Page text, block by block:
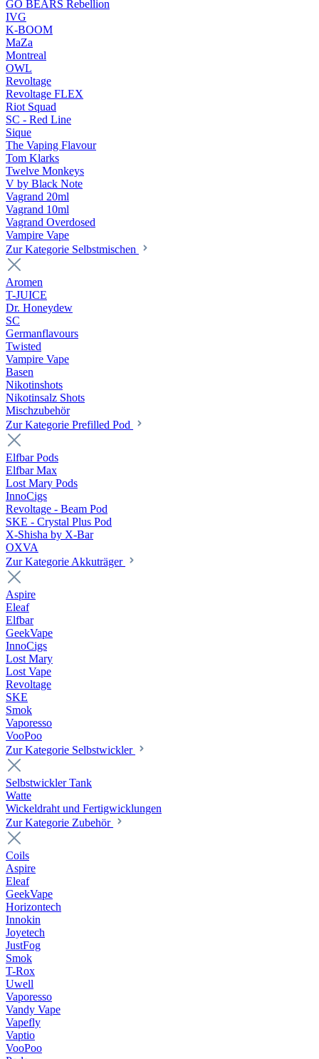
GO BEARS Rebellion
IVG
K-BOOM
MaZa
Montreal
OWL
Revoltage
Revoltage FLEX
Riot Squad
SC - Red Line
Sique
The Vaping Flavour
Tom Klarks
Twelve Monkeys
V by Black Note
Vagrand 20ml
Vagrand 10ml
Vagrand Overdosed
Vampire Vape
Zur Kategorie Selbstmischen
Aromen
T-JUICE
Dr. Honeydew
SC
Germanflavours
Twisted
Vampire Vape
Basen
Nikotinshots
Nikotinsalz Shots
Mischzubehör
Zur Kategorie Prefilled Pod
Elfbar Pods
Elfbar Max
Lost Mary Pods
InnoCigs
Revoltage - Beam Pod
SKE - Crystal Plus Pod
X-Shisha by X-Bar
OXVA
Zur Kategorie Akkuträger
Aspire
Eleaf
Elfbar
GeekVape
InnoCigs
Lost Mary
Lost Vape
Revoltage
SKE
Smok
Vaporesso
VooPoo
Zur Kategorie Selbstwickler
Selbstwickler Tank
Watte
Wickeldraht und Fertigwicklungen
Zur Kategorie Zubehör
Coils
Aspire
Eleaf
GeekVape
Horizontech
Innokin
Joyetech
JustFog
Smok
T-Rox
Uwell
Vaporesso
Vandy Vape
Vapefly
Vaptio
VooPoo